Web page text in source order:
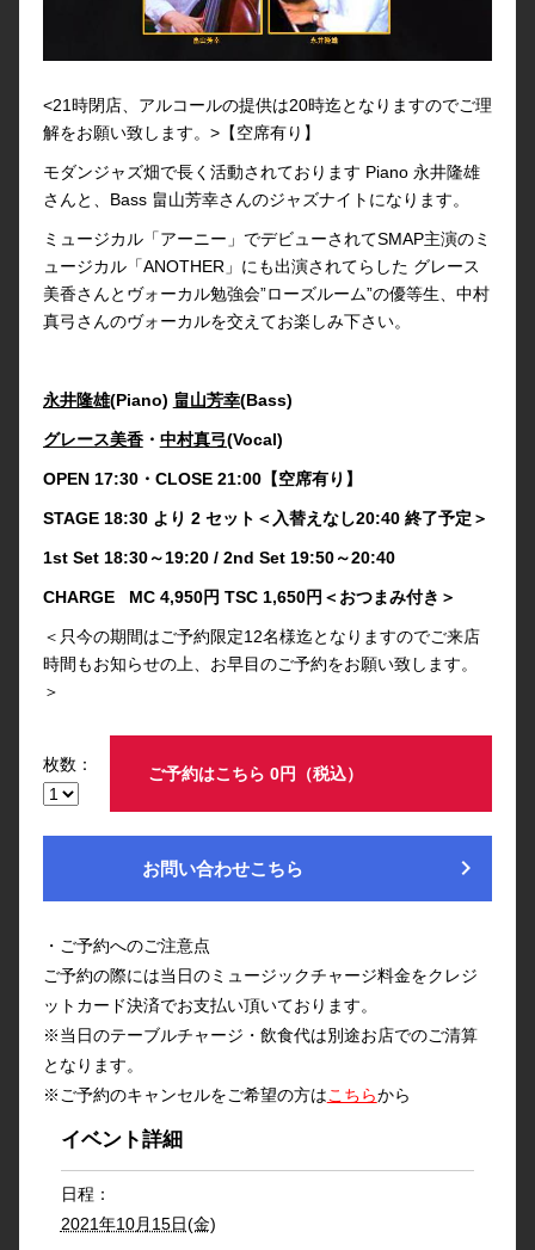
<21時閉店、アルコールの提供は20時迄となりますのでご理
解をお願い致します。>【空席有り】
モダンジャズ畑で長く活動されております Piano 永井隆雄
さんと、Bass 畠山芳幸さんのジャズナイトになります。
ミュージカル「アーニー」でデビューされてSMAP主演のミ
ュージカル「ANOTHER」にも出演されてらした グレース
美香さんとヴォーカル勉強会”ローズルーム”の優等生、中村
真弓さんのヴォーカルを交えてお楽しみ下さい。
永井隆雄(Piano) 畠山芳幸(Bass)
グレース美香・ 中村真弓(Vocal)
OPEN 17:30・CLOSE 21:00【空席有り】
STAGE 18:30 より 2 セット＜入替えなし20:40 終了予定＞
1st Set 18:30～19:20 / 2nd Set 19:50～20:40
CHARGE MC 4,950円 TSC 1,650円＜おつまみ付き＞
＜只今の期間はご予約限定12名様迄となりますのでご来店
時間もお知らせの上、お早目のご予約をお願い致します。
＞
枚数： ご予約はこちら 0円（税込）
お問い合わせこちら chevron_right
・ご予約へのご注意点
ご予約の際には当日のミュージックチャージ料金をクレジ
ットカード決済でお支払い頂いております。
※当日のテーブルチャージ・飲食代は別途お店でのご清算
となります。
※ご予約のキャンセルをご希望の方はこちらから
イベント詳細
日程：
2021年10月15日(金)